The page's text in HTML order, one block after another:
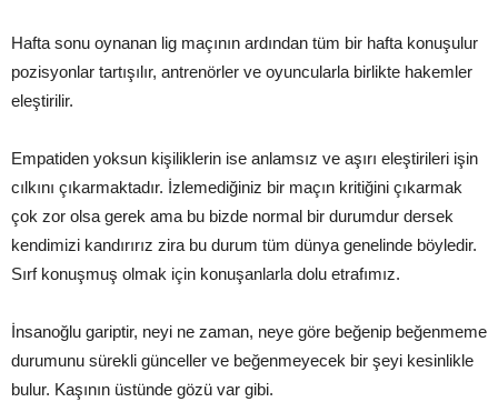
Hafta sonu oynanan lig maçının ardından tüm bir hafta konuşulur
pozisyonlar tartışılır, antrenörler ve oyuncularla birlikte hakemler
eleştirilir.
Empatiden yoksun kişiliklerin ise anlamsız ve aşırı eleştirileri işin
cılkını çıkarmaktadır. İzlemediğiniz bir maçın kritiğini çıkarmak
çok zor olsa gerek ama bu bizde normal bir durumdur dersek
kendimizi kandırırız zira bu durum tüm dünya genelinde böyledir.
Sırf konuşmuş olmak için konuşanlarla dolu etrafımız.
İnsanoğlu gariptir, neyi ne zaman, neye göre beğenip beğenmeme
durumunu sürekli günceller ve beğenmeyecek bir şeyi kesinlikle
bulur. Kaşının üstünde gözü var gibi.